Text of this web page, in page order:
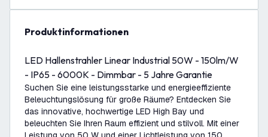
Produktinformationen
LED Hallenstrahler Linear Industrial 50W - 150lm/W
- IP65 - 6000K - Dimmbar - 5 Jahre Garantie
Suchen Sie eine leistungsstarke und energieeffiziente
Beleuchtungslösung für große Räume? Entdecken Sie
das innovative, hochwertige LED High Bay und
beleuchten Sie Ihren Raum effizient und stilvoll. Mit einer